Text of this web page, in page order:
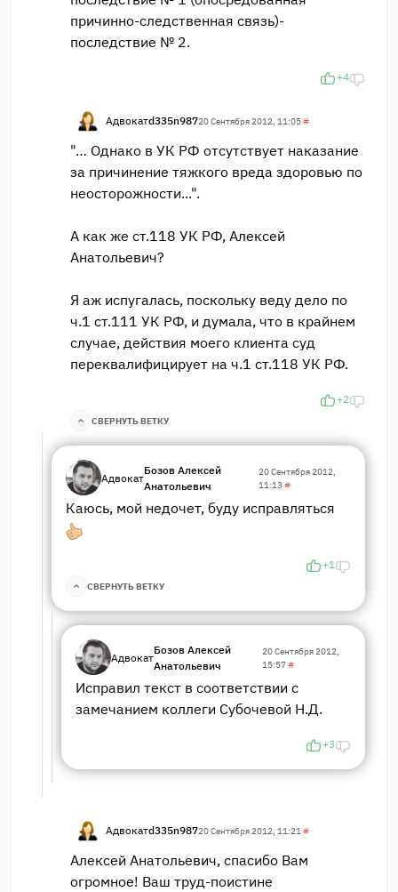
причинно-следственная связь)-
последствие № 2.
+4
Адвокатd335n98720 Сентября 2012, 11:05#
"… Однако в УК РФ отсутствует наказание
за причинение тяжкого вреда здоровью по
неосторожности...".
А как же ст.118 УК РФ, Алексей
Анатольевич?
Я аж испугалась, поскольку веду дело по
ч.1 ст.111 УК РФ, и думала, что в крайнем
случае, действия моего клиента суд
переквалифицирует на ч.1 ст.118 УК РФ.
+2
СВЕРНУТЬ ВЕТКУ
Адвокат
Бозов Алексей
Анатольевич
20 Сентября 2012,
11:13#
Каюсь, мой недочет, буду исправляться
+1
СВЕРНУТЬ ВЕТКУ
Адвокат
Бозов Алексей
Анатольевич
20 Сентября 2012,
15:57#
Исправил текст в соответствии с
замечанием коллеги Субочевой Н.Д.
+3
Адвокатd335n98720 Сентября 2012, 11:21#
Алексей Анатольевич, спасибо Вам
огромное! Ваш труд-поистине